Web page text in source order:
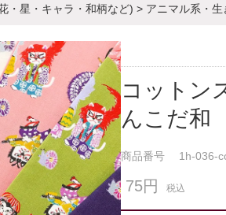
・星・キャラ・和柄など) > アニマル系・生
コットン
んこだ和
商品番号 1h-036-
75円 税込